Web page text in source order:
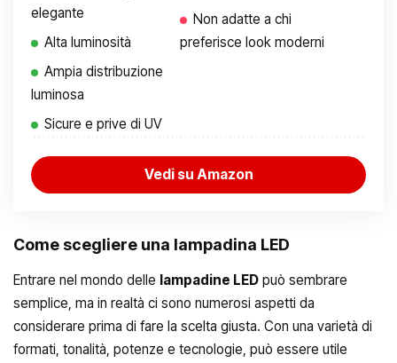
elegante
Alta luminosità
Ampia distribuzione
luminosa
Sicure e prive di UV
Non adatte a chi
preferisce look moderni
Vedi su Amazon
Come scegliere una lampadina LED
Entrare nel mondo delle lampadine LED può sembrare
semplice, ma in realtà ci sono numerosi aspetti da
considerare prima di fare la scelta giusta. Con una varietà di
formati, tonalità, potenze e tecnologie, può essere utile